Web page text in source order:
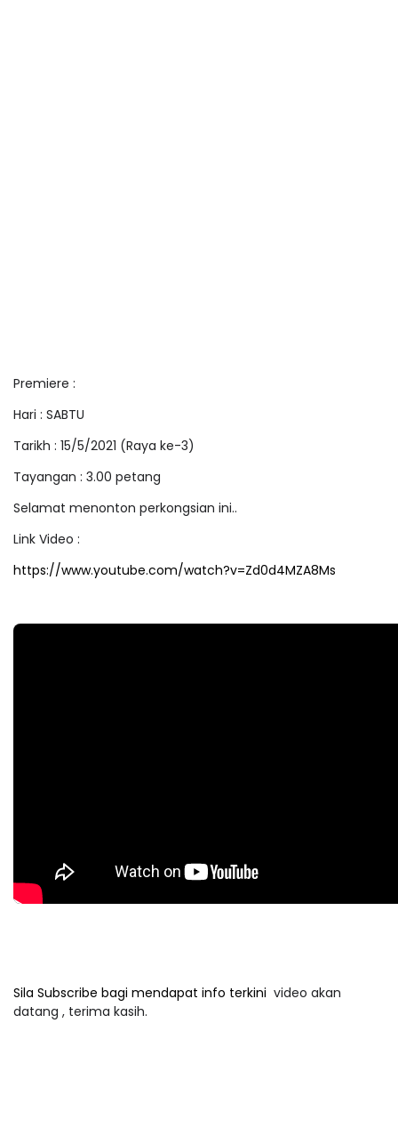
Premiere :
Hari : SABTU
Tarikh : 15/5/2021 (Raya ke-3)
Tayangan : 3.00 petang
Selamat menonton perkongsian ini..
Link Video :
https://www.youtube.com/watch?v=Zd0d4MZA8Ms
Sila Subscribe bagi mendapat info terkini video akan
datang , terima kasih.